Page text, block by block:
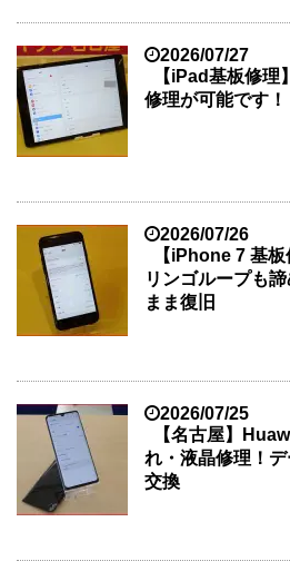
2026/07/27
【iPad基板修理
修理が可能です！
2026/07/26
【iPhone 7 基
リンゴループも
まま復旧
2026/07/25
【名古屋】
れ・液晶修理！
交換